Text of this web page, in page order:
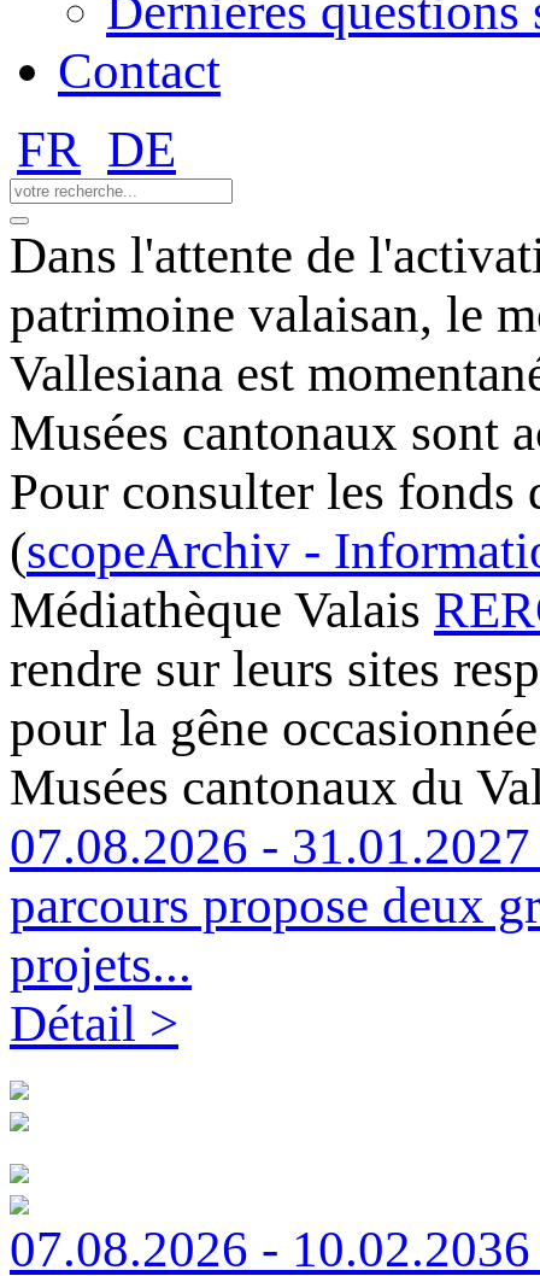
Dernières questions
Contact
FR DE
Dans l'attente de
patrimoine valaisan, le
Vallesiana est
Musées cantonaux sont
Pour consulter les fonds
(scopeArchiv -
Médiathèque Valais
rendre sur leurs sites
pour la gêne
Musées cantonaux du
07.08.2026 -
parcours propose deux
projets...
Détail >
07.08.2026 -